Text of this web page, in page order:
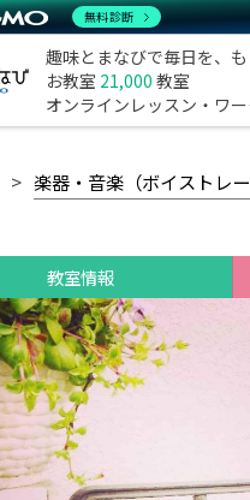
趣味とまなびで毎日を、も
お教室 21,000 教室
オンラインレッスン・ワ
楽器・音楽（ボイストレー
教室情報
無料診断